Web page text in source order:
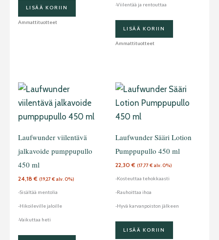
LISÄÄ KORIIN
Ammattituotteet
-Viilentää ja rentouttaa
LISÄÄ KORIIN
Ammattituotteet
Laufwunder viilentävä
jalkavoide pumppupullo
450 ml
24,18€ (19,27€ alv. 0%)
-Sisältää mentolia
-Hikoileville jaloille
-Vaikuttaa heti
Laufwunder Sääri Lotion
Pumppupullo 450 ml
22,30€ (17,77€ alv. 0%)
-Kosteuttaa tehokkaasti
-Rauhoittaa ihoa
-Hyvä karvanpoiston jälkeen
LISÄÄ KORIIN